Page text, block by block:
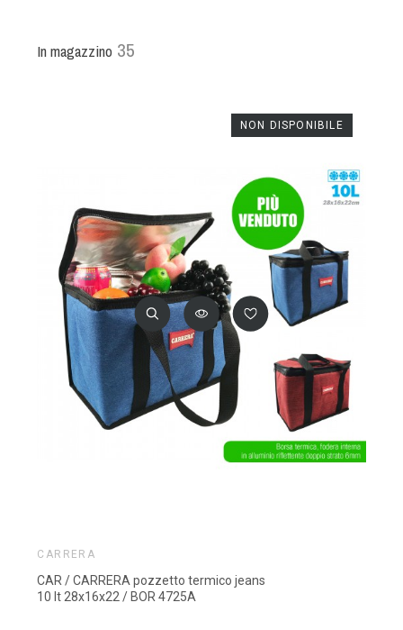
In magazzino 35
CARRERA
CAR / CARRERA pozzetto termico jeans
10 lt 28x16x22 / BOR 4725A
NON DISPONIBILE